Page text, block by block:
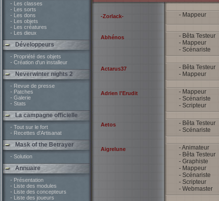
- Les classes
- Les sorts
- Les dons
- Les objets
- Les créatures
- Les dieux
Développeurs
- Propriété des objets
- Création d'un installeur
Neverwinter nights 2
- Revue de presse
- Patches
- Galerie
- Stats
La campagne officielle
- Tout sur le fort
- Recettes d'Artisanat
Mask of the Betrayer
- Solution
Annuaire
- Présentation
- Liste des modules
- Liste des concepteurs
- Liste des joueurs
-Zorlack- - Mappeur
Abhénos
- Bêta Testeur
- Mappeur
- Scénariste
Actarus37
- Bêta Testeur
- Mappeur
Adrien l'Erudit
- Mappeur
- Scénariste
- Scripteur
Aetos
- Bêta Testeur
- Scénariste
Aigrelune
- Animateur
- Bêta Testeur
- Graphiste
- Mappeur
- Scénariste
- Scripteur
- Webmaster